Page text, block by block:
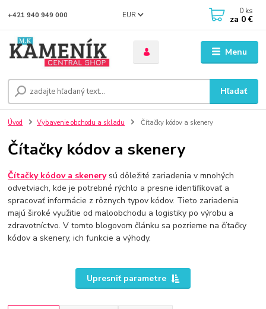
Menu
EUR
Hľadať
+421 940 949 000 0 ks
za 0 €
Úvod Vybavenie obchodu a skladu Čítačky kódov a skenery
Čítačky kódov a skenery
Čítačky kódov a skenerysú dôležité zariadenia v mnohých
odvetviach, kde je potrebné rýchlo a presne identifikovať a
spracovať informácie z rôznych typov kódov. Tieto zariadenia
majú široké využitie od maloobchodu a logistiky po výrobu a
zdravotníctvo. V tomto blogovom článku sa pozrieme na čítačky
kódov a skenery, ich funkcie a výhody.
Upresniť parametre